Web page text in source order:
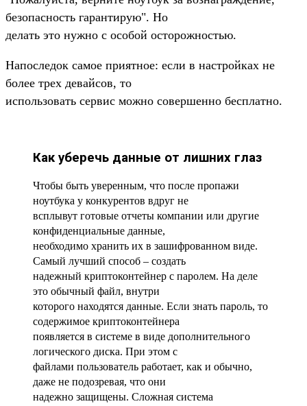
безопасность гарантирую". Но
делать это нужно с особой осторожностью.
Напоследок самое приятное: если в настройках не
более трех девайсов, то
использовать сервис можно совершенно бесплатно.
Как уберечь данные от лишних глаз
Чтобы быть уверенным, что после пропажи
ноутбука у конкурентов вдруг не
всплывут готовые отчеты компании или другие
конфиденциальные данные,
необходимо хранить их в зашифрованном виде.
Самый лучший способ – создать
надежный криптоконтейнер с паролем. На деле
это обычный файл, внутри
которого находятся данные. Если знать пароль, то
содержимое криптоконтейнера
появляется в системе в виде дополнительного
логического диска. При этом с
файлами пользователь работает, как и обычно,
даже не подозревая, что они
надежно защищены. Сложная система